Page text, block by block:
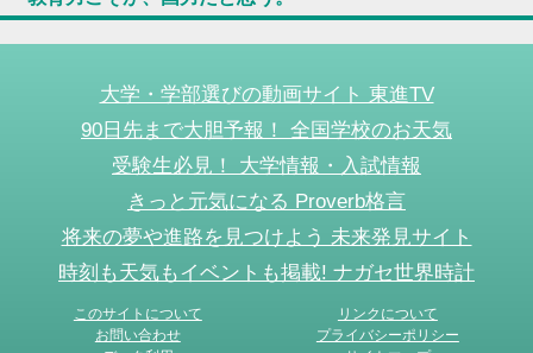
大学・学部選びの動画サイト 東進TV
90日先まで大胆予報！ 全国学校のお天気
受験生必見！ 大学情報・入試情報
きっと元気になる Proverb格言
将来の夢や進路を見つけよう 未来発見サイト
時刻も天気もイベントも掲載! ナガセ世界時計
このサイトについて
リンクについて
お問い合わせ
プライバシーポリシー